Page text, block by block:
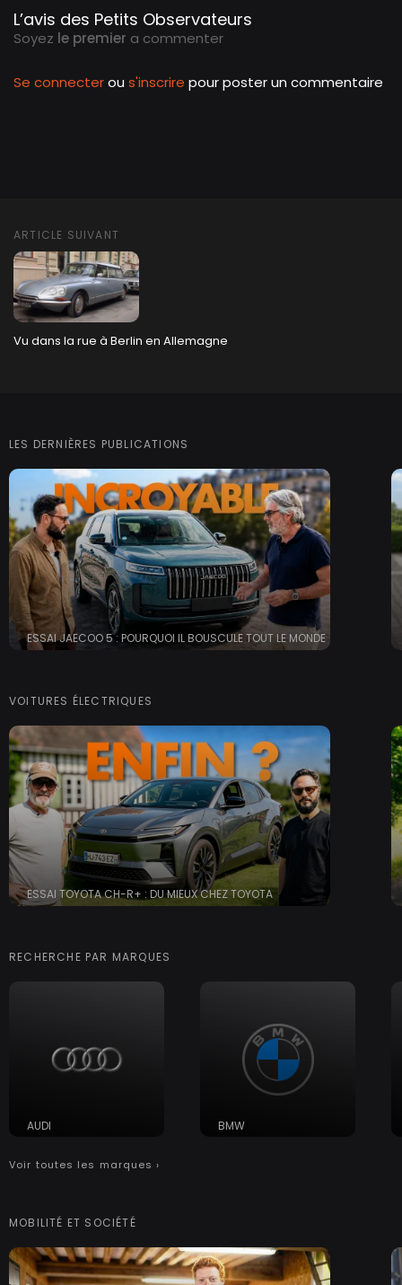
L’avis des Petits Observateurs
Soyez le premier a commenter
Se connecterou s'inscrire pour poster un commentaire
ARTICLE SUIVANT
Vu dans la rue à Berlin en Allemagne
LES DERNIÈRES PUBLICATIONS
ESSAI JAECOO 5 : POURQUOI IL BOUSCULE TOUT LE MONDE
VOITURES ÉLECTRIQUES
ESSAI TOYOTA CH-R+ : DU MIEUX CHEZ TOYOTA
RECHERCHE PAR MARQUES
AUDI BMW
Voir toutes les marques ›
MOBILITÉ ET SOCIÉTÉ